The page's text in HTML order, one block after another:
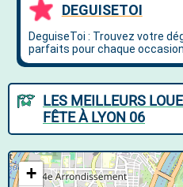
LES MEILLEURS
FÊTE À LYON 06
+